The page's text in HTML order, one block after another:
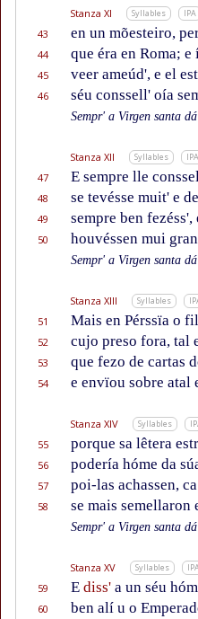
Stanza XI Syllables IPA
43 en un mõesteiro,
44
que éra en Roma; e
45
veer ameúd', e el
46
séu conssell' oía
Sempr' a Virgen santa
Stanza XII Syllables IPA
47 E sempre lle
48
se tevésse muit' e
49
sempre ben fezéss',
50
houvéssen mui
Sempr' a Virgen santa
Stanza XIII Syllables
51 Mais en Pérssïa o
52
cujo preso fora, tal
53
que fezo de cartas
54
e envïou sobre atal
Stanza XIV Syllables
55 porque sa lêtera
56
podería hóme da
57
poi-las achassen,
58
se mais semellaron
Sempr' a Virgen santa
Stanza XV Syllables
59 E diss' a un séu
60
ben alí u o